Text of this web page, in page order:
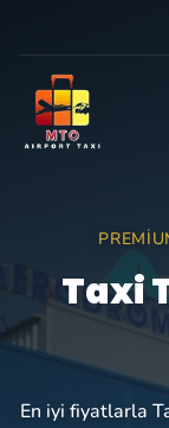
Taxi
En iyi fiyatlarla